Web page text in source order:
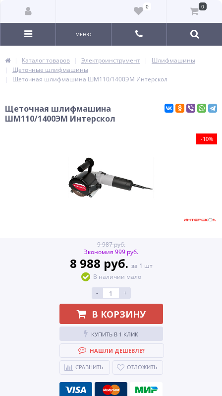
0 0
МЕНЮ
Каталог товаров Электроинструмент
Шлифмашины
Щеточные шлифмашины
Щеточная шлифмашина ШМ110/1400ЭМ Интерскол
Щеточная шлифмашина
ШМ110/1400ЭМ Интерскол
-10%
9 987 руб.
Экономия 999 руб.
8 988 руб. за 1 шт
В наличии мало
-
+
В КОРЗИНУ
КУПИТЬ В 1 КЛИК
НАШЛИ ДЕШЕВЛЕ?
СРАВНИТЬ ОТЛОЖИТЬ